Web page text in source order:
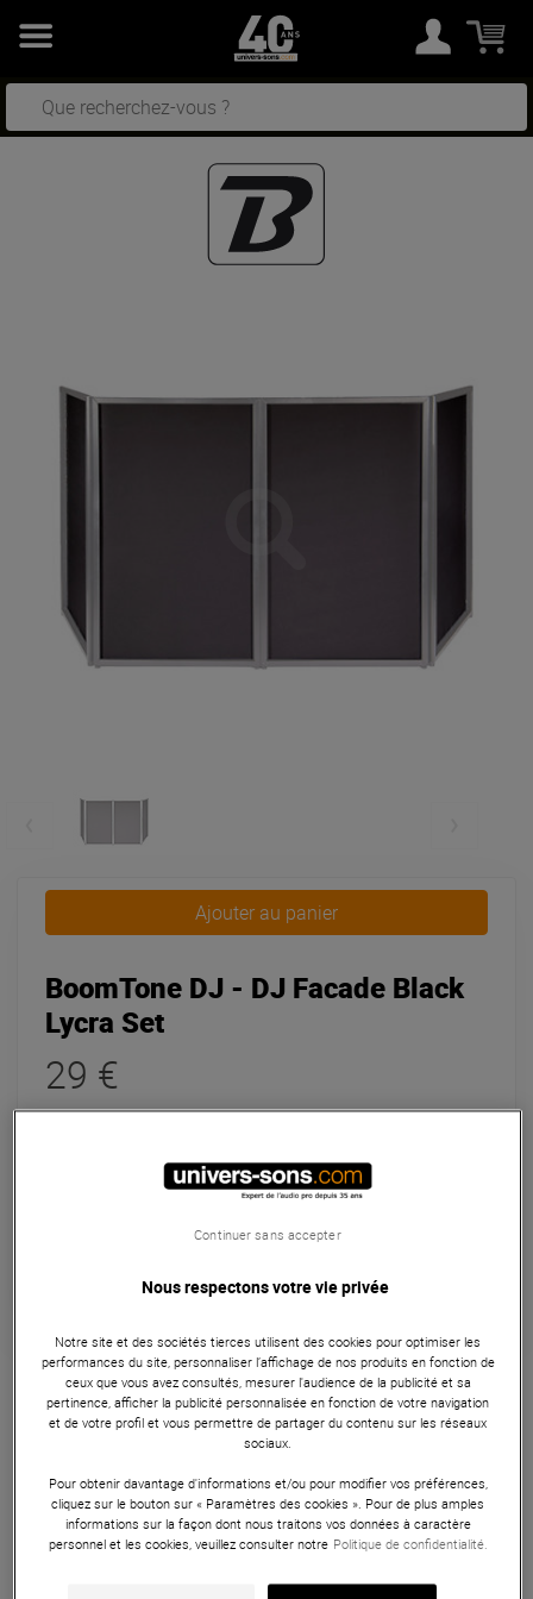
Ajouter au panier
BoomTone DJ - DJ Facade Black
Lycra Set
29 €
Expédiable immédiatement
Retrait magasin en 24h
Mobilier DJ
Le BoomTone DJ Facade Black Set est un tissu noir en
lycra, destiné à être installé sur l'armature BoomToneDJ DJ
FACADE (vendu séparément).
ARTICLE N° 56692
Nous respectons votre vie privée
Notre site et des sociétés tierces utilisent des cookies pour optimiser les
performances du site, personnaliser l’affichage de nos produits en fonction de
ceux que vous avez consultés, mesurer l'audience de la publicité et sa
pertinence, afficher la publicité personnalisée en fonction de votre navigation
et de votre profil et vous permettre de partager du contenu sur les réseaux
sociaux.
Pour obtenir davantage d'informations et/ou pour modifier vos préférences,
cliquez sur le bouton sur « Paramètres des cookies ». Pour de plus amples
informations sur la façon dont nous traitons vos données à caractère
personnel et les cookies, veuillez consulter notre Politique de confidentialité.
Continuer sans accepter